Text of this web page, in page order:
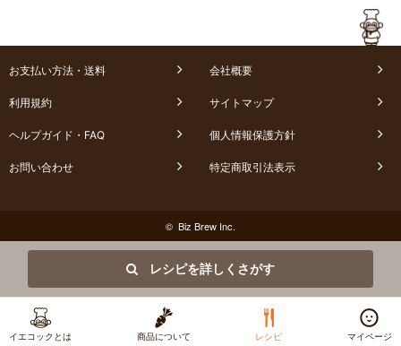
レシピを詳しくさがす
イエコックとは 商品について レシピ マイページ
お支払い方法・送料 会社概要
利用規約 サイトマップ
ヘルプガイド・FAQ 個人情報保護方針
お問い合わせ 特定商取引法表示
© Biz Brew Inc.